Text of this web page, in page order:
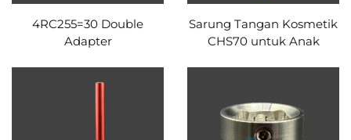
4RC255=30 Double
Adapter
Sarung Tangan Kosmetik
CHS70 untuk Anak